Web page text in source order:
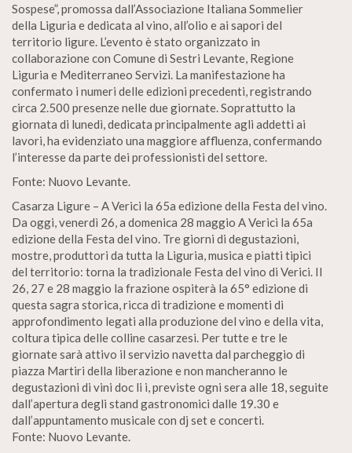
Sospese”, promossa dall’Associazione Italiana Sommelier
della Liguria e dedicata al vino, all’olio e ai sapori del
territorio ligure. L’evento è stato organizzato in
collaborazione con Comune di Sestri Levante, Regione
Liguria e Mediterraneo Servizi. La manifestazione ha
confermato i numeri delle edizioni precedenti, registrando
circa 2.500 presenze nelle due giornate. Soprattutto la
giornata di lunedì, dedicata principalmente agli addetti ai
lavori, ha evidenziato una maggiore affluenza, confermando
l’interesse da parte dei professionisti del settore.
Fonte: Nuovo Levante.
Casarza Ligure – A Verici la 65a edizione della Festa del vino.
Da oggi, venerdì 26, a domenica 28 maggio A Verici la 65a
edizione della Festa del vino. Tre giorni di degustazioni,
mostre, produttori da tutta la Liguria, musica e piatti tipici
del territorio: torna la tradizionale Festa del vino di Verici. Il
26, 27 e 28 maggio la frazione ospiterà la 65° edizione di
questa sagra storica, ricca di tradizione e momenti di
approfondimento legati alla produzione del vino e della vita,
coltura tipica delle colline casarzesi. Per tutte e tre le
giornate sarà attivo il servizio navetta dal parcheggio di
piazza Martiri della liberazione e non mancheranno le
degustazioni di vini doc li i, previste ogni sera alle 18, seguite
dall’apertura degli stand gastronomici dalle 19.30 e
dall’appuntamento musicale con dj set e concerti.
Fonte: Nuovo Levante.